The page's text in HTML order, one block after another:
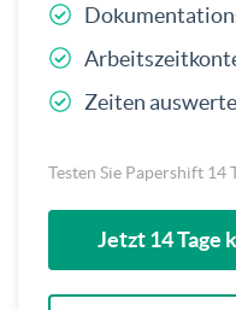
Zeiten
Testen Sie Papershift 14
Jetzt 14 Tage